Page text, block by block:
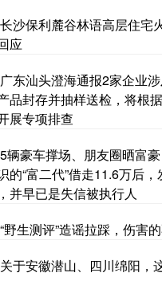
沙保利麓谷林语高层住宅
应
东汕头澄海通报2家企业
品封存并抽样送检，将根
展专项排查
辆豪车撑场、朋友圈晒富
的“富二代”借走11.6万后
并早已是失信被执行人
野生测评”造谣拉踩，伤害
于安徽潜山、四川绵阳，